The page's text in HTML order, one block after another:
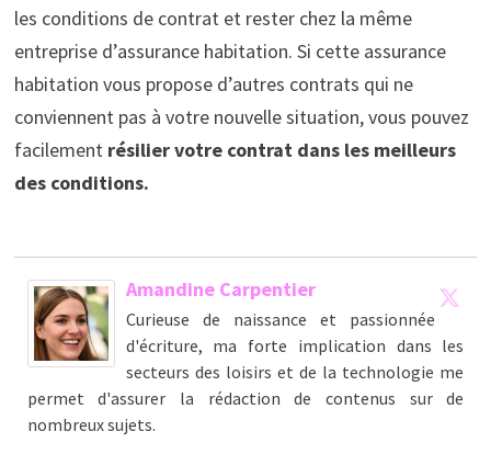
les conditions de contrat et rester chez la même
entreprise d’assurance habitation. Si cette assurance
habitation vous propose d’autres contrats qui ne
conviennent pas à votre nouvelle situation, vous pouvez
facilement résilier votre contrat dans les meilleurs
des conditions.
Amandine Carpentier
Curieuse de naissance et passionnée
d'écriture, ma forte implication dans les
secteurs des loisirs et de la technologie me
permet d'assurer la rédaction de contenus sur de
nombreux sujets.